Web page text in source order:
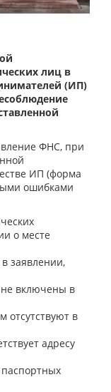
лиц в
(ИП)
ФНС, при
ИП (форма
ошибками
о месте
заявлении,
включены в
отсутствуют в
адресу